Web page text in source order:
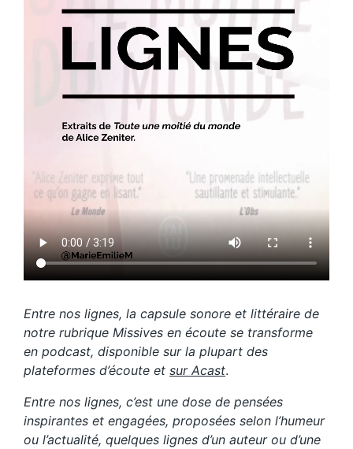
Entre nos lignes, la capsule sonore et littéraire de
notre rubrique Missives en écoute se transforme
en podcast, disponible sur la plupart des
plateformes d’écoute et sur Acast.
Entre nos lignes, c’est une dose de pensées
inspirantes et engagées, proposées selon l’humeur
ou l’actualité, quelques lignes d’un auteur ou d’une